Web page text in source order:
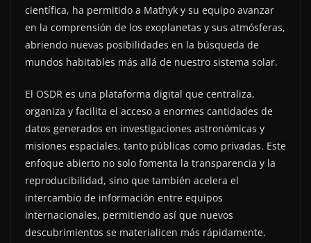
científica, ha permitido a Mathyk y su equipo avanzar
en la comprensión de los exoplanetas y sus atmósferas,
abriendo nuevas posibilidades en la búsqueda de
mundos habitables más allá de nuestro sistema solar.
El OSDR es una plataforma digital que centraliza,
organiza y facilita el acceso a enormes cantidades de
datos generados en investigaciones astronómicas y
misiones espaciales, tanto públicas como privadas. Este
enfoque abierto no solo fomenta la transparencia y la
reproducibilidad, sino que también acelera el
intercambio de información entre equipos
internacionales, permitiendo así que nuevos
descubrimientos se materialicen más rápidamente.